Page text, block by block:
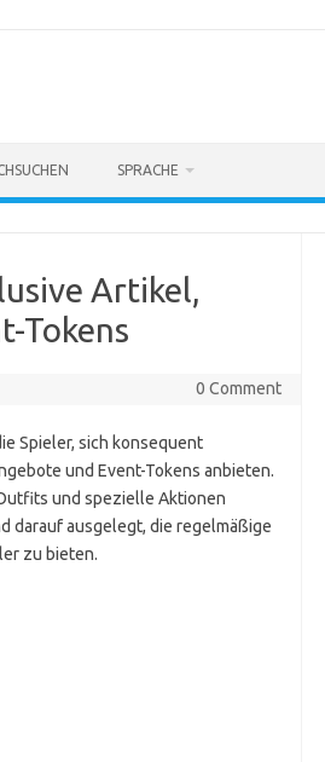
SPRACHE
Artikel,
Tokens
0 Comment
Spieler, sich konsequent
und Event-Tokens anbieten.
und spezielle Aktionen
darauf ausgelegt, die regelmäßige
zu bieten.